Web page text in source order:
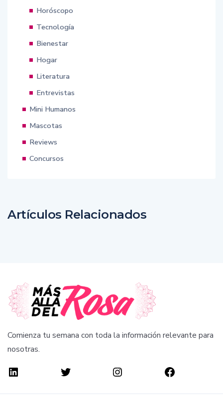
Horóscopo
Tecnología
Bienestar
Hogar
Literatura
Entrevistas
Mini Humanos
Mascotas
Reviews
Concursos
Artículos Relacionados
Comienza tu semana con toda la información relevante para
nosotras.